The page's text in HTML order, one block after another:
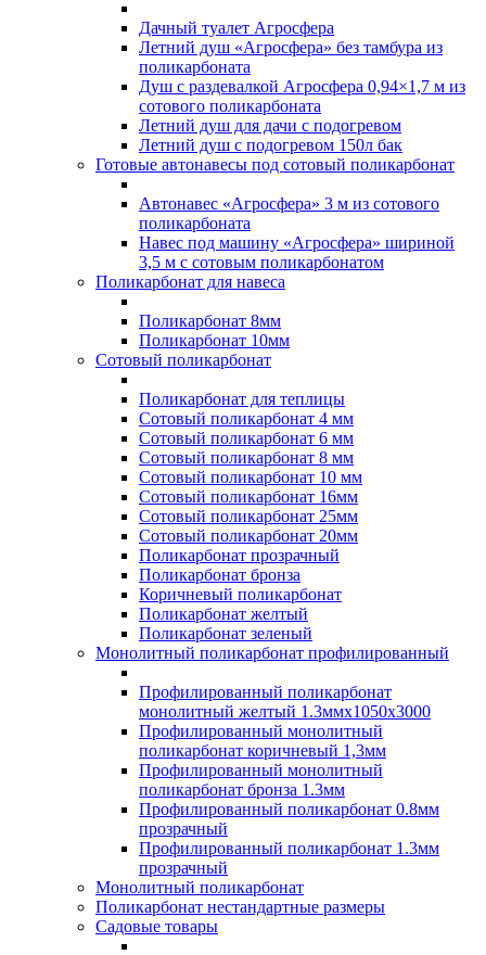
Дачный туалет Агросфера
Летний душ «Агросфера» без тамбура из
поликарбоната
Душ с раздевалкой Агросфера 0,94×1,7 м из
сотового поликарбоната
Летний душ для дачи с подогревом
Летний душ с подогревом 150л бак
Готовые автонавесы под сотовый поликарбонат
Автонавес «Агросфера» 3 м из сотового
поликарбоната
Навес под машину «Агросфера» шириной
3,5 м с сотовым поликарбонатом
Поликарбонат для навеса
Поликарбонат 8мм
Поликарбонат 10мм
Сотовый поликарбонат
Поликарбонат для теплицы
Сотовый поликарбонат 4 мм
Сотовый поликарбонат 6 мм
Сотовый поликарбонат 8 мм
Сотовый поликарбонат 10 мм
Сотовый поликарбонат 16мм
Сотовый поликарбонат 25мм
Сотовый поликарбонат 20мм
Поликарбонат прозрачный
Поликарбонат бронза
Коричневый поликарбонат
Поликарбонат желтый
Поликарбонат зеленый
Монолитный поликарбонат профилированный
Профилированный поликарбонат
монолитный желтый 1.3ммх1050х3000
Профилированный монолитный
поликарбонат коричневый 1,3мм
Профилированный монолитный
поликарбонат бронза 1.3мм
Профилированный поликарбонат 0.8мм
прозрачный
Профилированный поликарбонат 1.3мм
прозрачный
Монолитный поликарбонат
Поликарбонат нестандартные размеры
Садовые товары